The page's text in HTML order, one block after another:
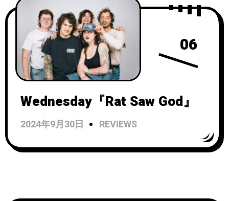
06
Wednesday『Rat Saw God』
2024年9月30日 REVIEWS